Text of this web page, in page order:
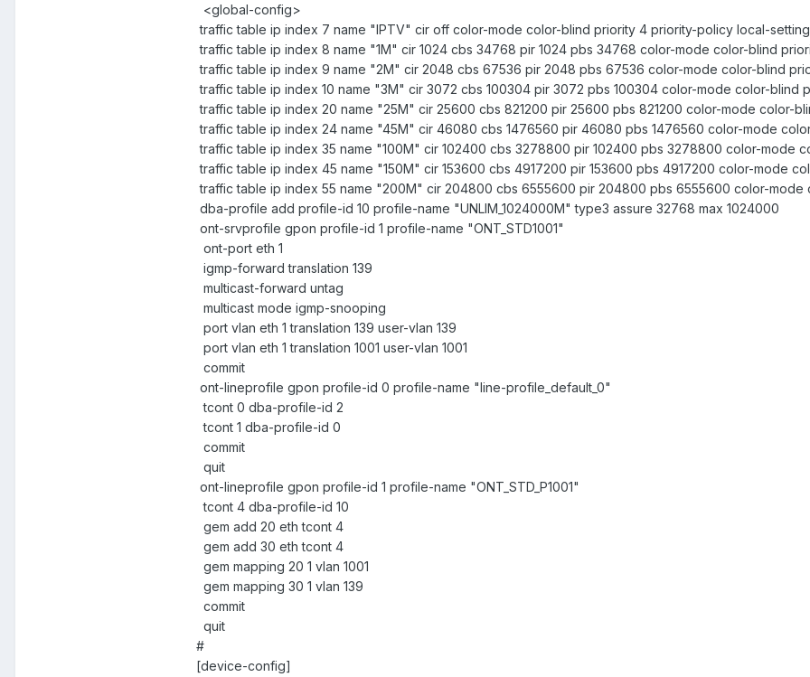
<global-config>
traffic table ip index 7 name "IPTV" cir off color-mode color-blind priority 4 priority-policy local-setting
traffic table ip index 8 name "1M" cir 1024 cbs 34768 pir 1024 pbs 34768 color-mode color-blind
traffic table ip index 9 name "2M" cir 2048 cbs 67536 pir 2048 pbs 67536 color-mode color-blind
traffic table ip index 10 name "3M" cir 3072 cbs 100304 pir 3072 pbs 100304 color-mode color-blind
traffic table ip index 20 name "25M" cir 25600 cbs 821200 pir 25600 pbs 821200 color-mode color-
traffic table ip index 24 name "45M" cir 46080 cbs 1476560 pir 46080 pbs 1476560 color-mode
traffic table ip index 35 name "100M" cir 102400 cbs 3278800 pir 102400 pbs 3278800 color-mode
traffic table ip index 45 name "150M" cir 153600 cbs 4917200 pir 153600 pbs 4917200 color-mode
traffic table ip index 55 name "200M" cir 204800 cbs 6555600 pir 204800 pbs 6555600 color-
dba-profile add profile-id 10 profile-name "UNLIM_1024000M" type3 assure 32768 max 1024000
ont-srvprofile gpon profile-id 1 profile-name "ONT_STD1001"
ont-port eth 1
igmp-forward translation 139
multicast-forward untag
multicast mode igmp-snooping
port vlan eth 1 translation 139 user-vlan 139
port vlan eth 1 translation 1001 user-vlan 1001
commit
ont-lineprofile gpon profile-id 0 profile-name "line-profile_default_0"
tcont 0 dba-profile-id 2
tcont 1 dba-profile-id 0
commit
quit
ont-lineprofile gpon profile-id 1 profile-name "ONT_STD_P1001"
tcont 4 dba-profile-id 10
gem add 20 eth tcont 4
gem add 30 eth tcont 4
gem mapping 20 1 vlan 1001
gem mapping 30 1 vlan 139
commit
quit
#
[device-config]